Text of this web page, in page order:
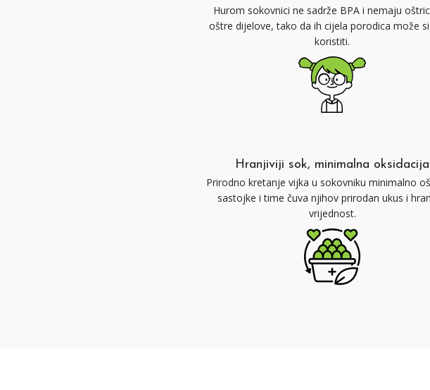
Hurom sokovnici ne sadrže BPA i nemaju
oštre dijelove, tako da ih cijela porodica može
koristiti.
Hranjiviji sok, minimalna oksidacija
Prirodno kretanje vijka u sokovniku minimalno
sastojke i time čuva njihov prirodan ukus i
vrijednost.